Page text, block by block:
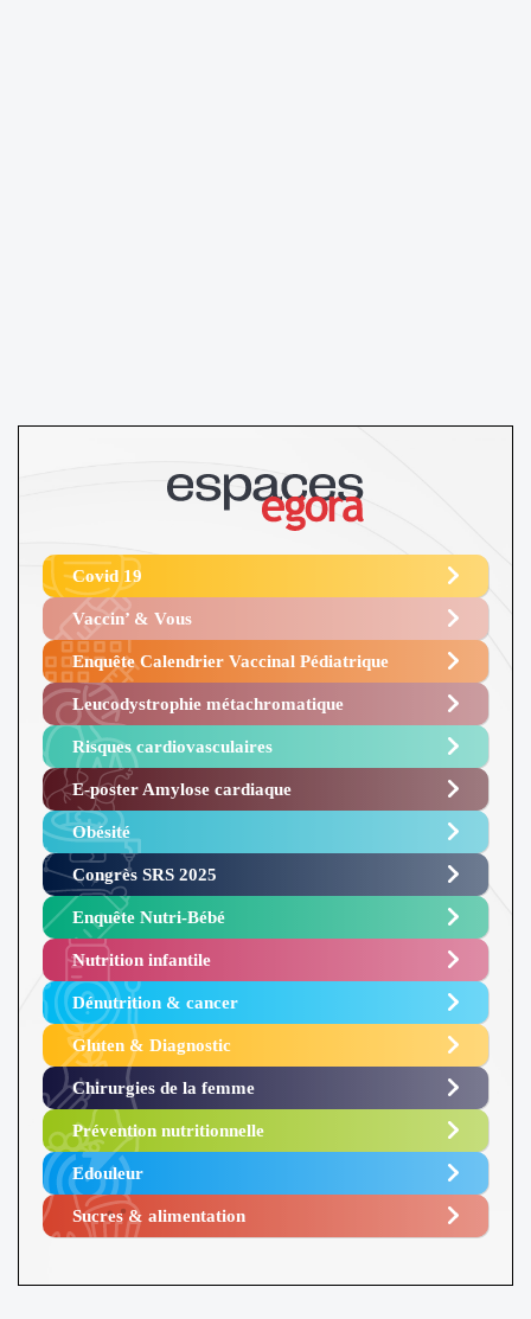
Covid 19
Vaccin’ & Vous
Enquête Calendrier Vaccinal Pédiatrique
Leucodystrophie métachromatique
Risques cardiovasculaires
E-poster Amylose cardiaque ​
Obésité ​
Congrès SRS 2025 ​
Enquête Nutri-Bébé ​
Nutrition infantile
Dénutrition & cancer
Gluten & Diagnostic
Chirurgies de la femme
Prévention nutritionnelle
Edouleur​
Sucres & alimentation​